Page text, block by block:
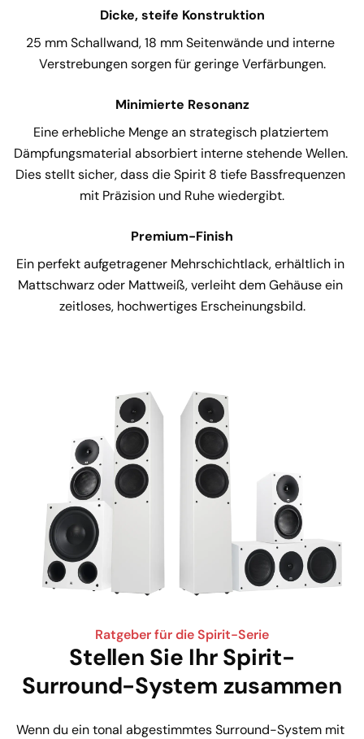
Dicke, steife Konstruktion
25 mm Schallwand, 18 mm Seitenwände und interne
Verstrebungen sorgen für geringe Verfärbungen.
Minimierte Resonanz
Eine erhebliche Menge an strategisch platziertem
Dämpfungsmaterial absorbiert interne stehende Wellen.
Dies stellt sicher, dass die Spirit 8 tiefe Bassfrequenzen
mit Präzision und Ruhe wiedergibt.
Premium-Finish
Ein perfekt aufgetragener Mehrschichtlack, erhältlich in
Mattschwarz oder Mattweiß, verleiht dem Gehäuse ein
zeitloses, hochwertiges Erscheinungsbild.
Ratgeber für die Spirit-Serie
Stellen Sie Ihr Spirit-
Surround-System zusammen
Wenn du ein tonal abgestimmtes Surround-System mit